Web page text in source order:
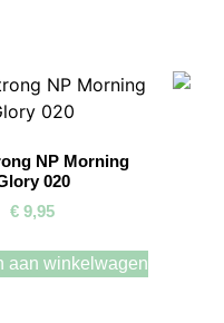
NP Morning
020
€ 9,95
aan winkelwagen